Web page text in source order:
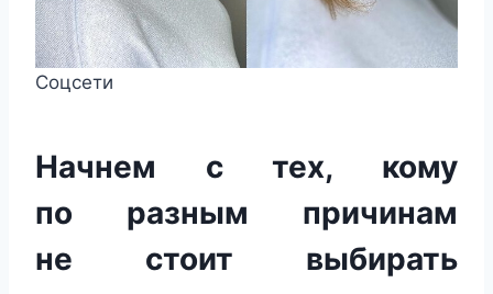
Соцсети
Начнем с тех, кому
по разным причинам
не стоит выбирать